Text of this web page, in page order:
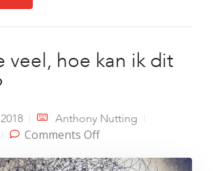
veel, hoe kan ik dit
Anthony Nutting
Comments Offon Ik denk te veel,
stoppen?